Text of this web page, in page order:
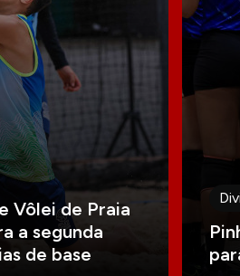
Vôlei de Praia
a segunda
de base